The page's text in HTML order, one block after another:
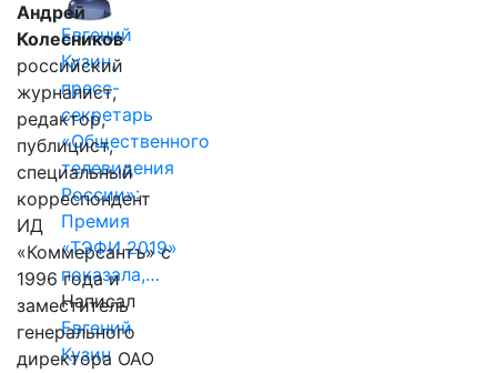
Евгений
Кузин,
пресс-
секретарь
«Общественного
телевидения
России»:
Премия
«ТЭФИ 2019»
показала,…
Написал
Евгений
Кузин
Андрей
Колесников
российский
журналист,
редактор,
публицист,
специальный
корреспондент
ИД
«Коммерсантъ» с
1996 года и
заместитель
генерального
директора ОАО